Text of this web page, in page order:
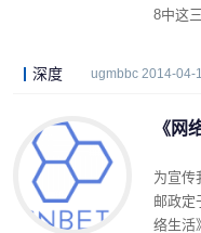
8中这
的那
深度 ugmbbc 2014-04-
《网
为宣传
邮政定
络生活